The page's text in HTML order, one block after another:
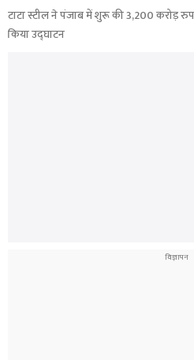
टाटा स्टील ने पंजाब में शुरू की 3,200 करोड़
किया उद्घाटन